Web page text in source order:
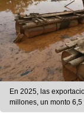
En 2025, las
millones, un monto
superior al de 2024. |